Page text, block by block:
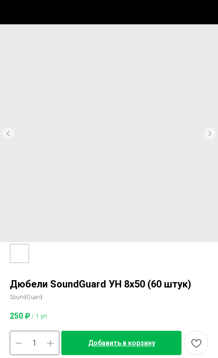
Дюбели SoundGuard УН 8х50 (60 штук)
SoundGuard
250 ₽ / 1 уп
Добавить в корзину